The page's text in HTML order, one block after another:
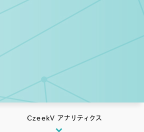
CzeekV アナリティクス